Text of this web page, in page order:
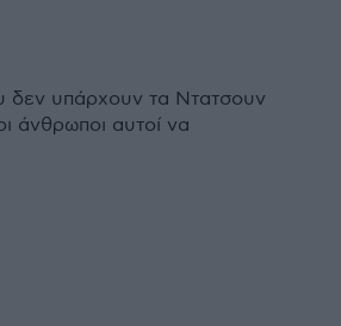
δεν υπάρχουν τα Ντατσουν
άνθρωποι αυτοί να